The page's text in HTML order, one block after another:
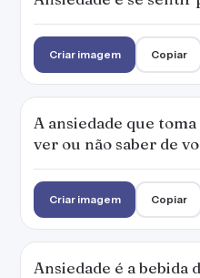
Criar imagem Copiar
A ansiedade que
ver ou não saber de
Criar imagem Copiar
Ansiedade é a bebida